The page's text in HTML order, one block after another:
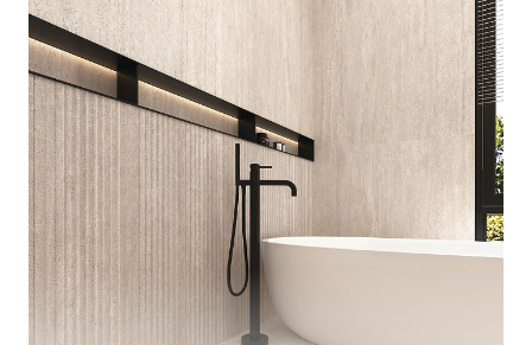
CОТРУДНИЧЕСТВО
КОНТАКТЫ